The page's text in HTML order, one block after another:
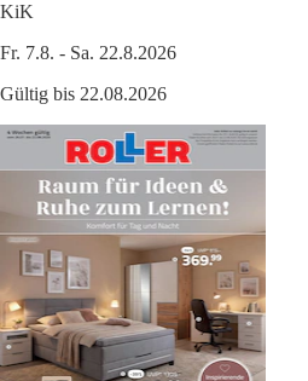
KiK
Fr. 7.8. - Sa. 22.8.2026
Gültig bis 22.08.2026